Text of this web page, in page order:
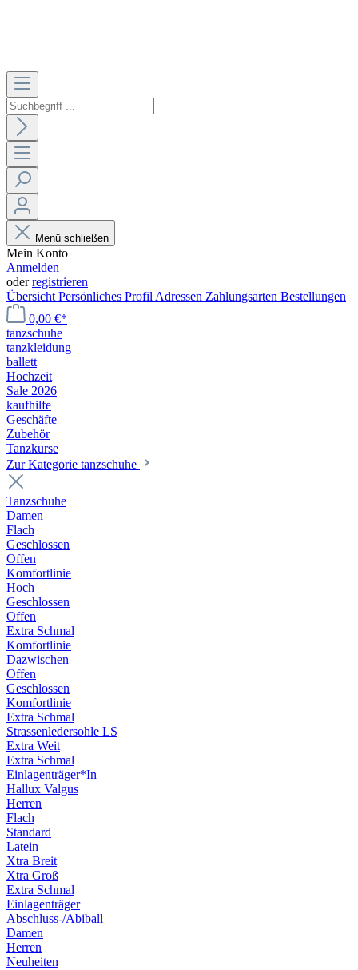
Menü schließen
Mein Konto
Anmelden
oderregistrieren
Übersicht Persönliches Profil Adressen Zahlungsarten Bestellungen
0,00 €*
tanzschuhe
tanzkleidung
ballett
Hochzeit
Sale 2026
kaufhilfe
Geschäfte
Zubehör
Tanzkurse
Zur Kategorie tanzschuhe
Tanzschuhe
Damen
Flach
Geschlossen
Offen
Komfortlinie
Hoch
Geschlossen
Offen
Extra Schmal
Komfortlinie
Dazwischen
Offen
Geschlossen
Komfortlinie
Extra Schmal
Strassenledersohle LS
Extra Weit
Extra Schmal
Einlagenträger*In
Hallux Valgus
Herren
Flach
Standard
Latein
Xtra Breit
Xtra Groß
Extra Schmal
Einlagenträger
Abschluss-/Abiball
Damen
Herren
Neuheiten